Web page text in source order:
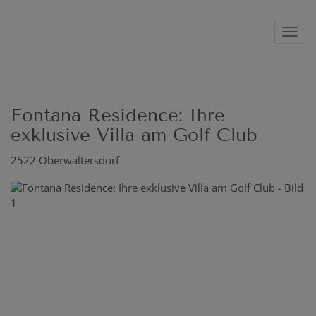
Fontana Residence: Ihre
exklusive Villa am Golf Club
2522 Oberwaltersdorf